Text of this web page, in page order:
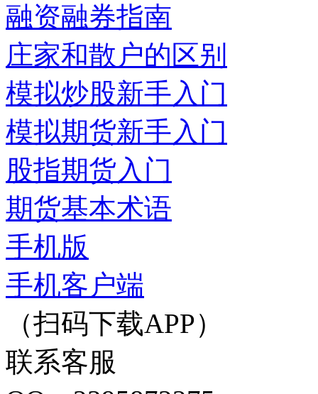
融资融券指南
庄家和散户的区别
模拟炒股新手入门
模拟期货新手入门
股指期货入门
期货基本术语
手机版
手机客户端
（扫码下载APP）
联系客服